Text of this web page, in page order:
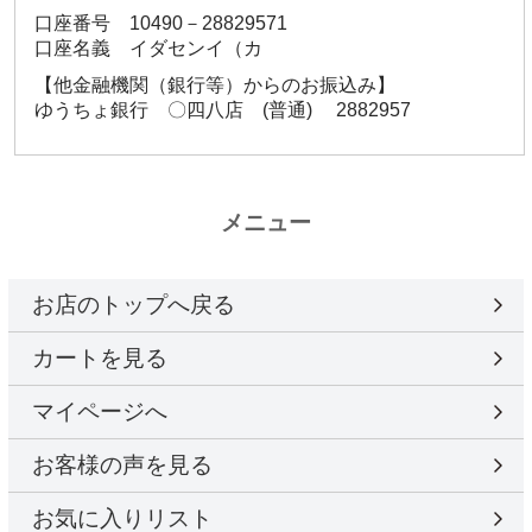
口座番号 10490－28829571
口座名義 イダセンイ（カ
【他金融機関（銀行等）からのお振込み】
ゆうちょ銀行 〇四八店 (普通) 2882957
メニュー
お店のトップへ戻る
カートを見る
マイページへ
お客様の声を見る
お気に入りリスト